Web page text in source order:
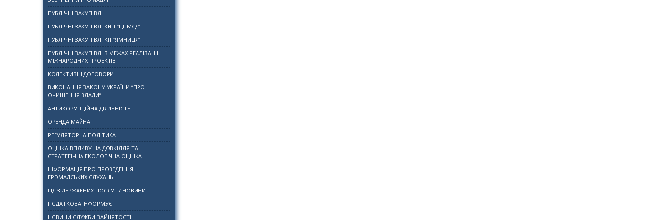
ПУБЛІЧНІ ЗАКУПІВЛІ
ПУБЛІЧНІ ЗАКУПІВЛІ КНП “ЦПМСД”
ПУБЛІЧНІ ЗАКУПІВЛІ КП “ЯМНИЦЯ”
ПУБЛІЧНІ ЗАКУПІВЛІ В МЕЖАХ РЕАЛІЗАЦІЇ
МІЖНАРОДНИХ ПРОЕКТІВ
КОЛЕКТИВНІ ДОГОВОРИ
ВИКОНАННЯ ЗАКОНУ УКРАЇНИ “ПРО
ОЧИЩЕННЯ ВЛАДИ”
АНТИКОРУПЦІЙНА ДІЯЛЬНІСТЬ
ОРЕНДА МАЙНА
РЕГУЛЯТОРНА ПОЛІТИКА
ОЦІНКА ВПЛИВУ НА ДОВКІЛЛЯ ТА
СТРАТЕГІЧНА ЕКОЛОГІЧНА ОЦІНКА
ІНФОРМАЦІЯ ПРО ПРОВЕДЕННЯ
ГРОМАДСЬКИХ СЛУХАНЬ
ГІД З ДЕРЖАВНИХ ПОСЛУГ / НОВИНИ
ПОДАТКОВА ІНФОРМУЄ
НОВИНИ СЛУЖБИ ЗАЙНЯТОСТІ